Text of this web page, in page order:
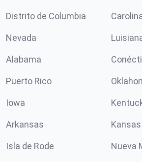
Distrito de Columbia
Nevada
Alabama
Puerto Rico
Iowa
Arkansas Kansas
Isla de Rode Nueva